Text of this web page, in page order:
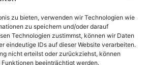
zu bieten, verwenden wir Technologien wie
zu speichern und/oder darauf
Technologien zustimmst, können wir Daten
eindeutige IDs auf dieser Website verarbeiten.
nicht erteilst oder zurückziehst, können
beeinträchtigt werden.